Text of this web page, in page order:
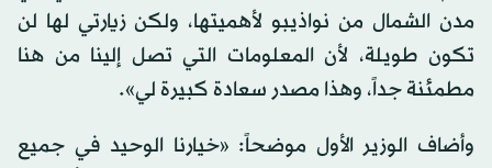
مدن الشمال من نواذيبو لأهميتها، ولكن زيارتي لها لن
تكون طويلة، لأن المعلومات التي تصل إلينا من هنا
مطمئنة جداً، وهذا مصدر سعادة كبيرة لي».
وأضاف الوزير الأول موضحاً: «خيارنا الوحيد في جميع